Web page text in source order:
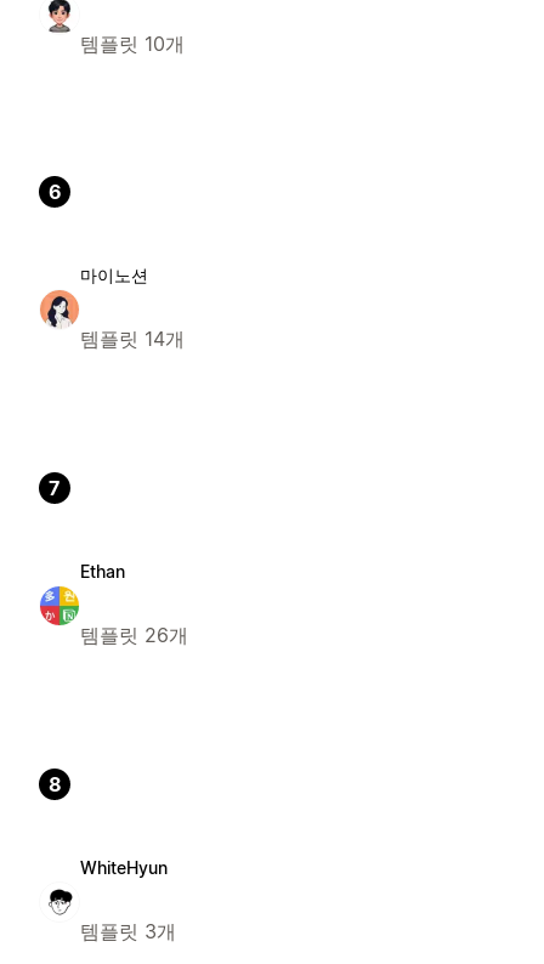
템플릿 10개
6
마이노션
템플릿 14개
7
Ethan
템플릿 26개
8
WhiteHyun
템플릿 3개